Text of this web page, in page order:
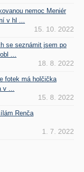
nemoc Meniér
v hl ...
15. 10. 2022
se seznámit jsem po
...
18. 8. 2022
fotek má holčička
v ...
15. 8. 2022
Renča
1. 7. 2022